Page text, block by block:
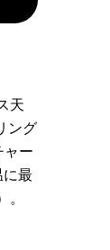
天
ング
ー
最